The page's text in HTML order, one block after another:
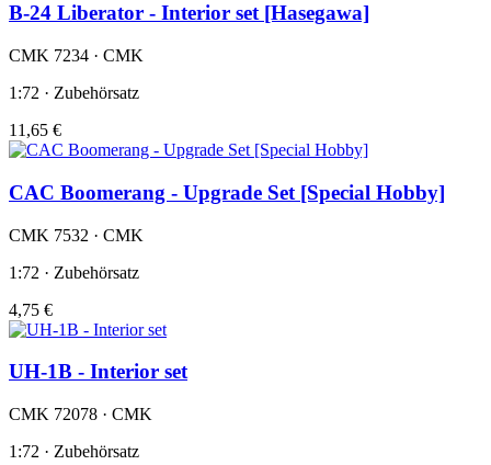
B-24 Liberator - Interior set [Hasegawa]
CMK 7234 · CMK
1:72 · Zubehörsatz
11,65 €
CAC Boomerang - Upgrade Set [Special Hobby]
CMK 7532 · CMK
1:72 · Zubehörsatz
4,75 €
UH-1B - Interior set
CMK 72078 · CMK
1:72 · Zubehörsatz